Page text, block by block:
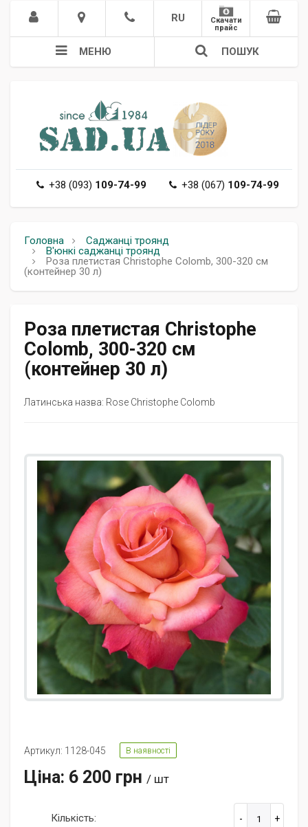
RU
Скачати
прайс
МЕНЮ ПОШУК
+38 (093) 109-74-99 +38 (067) 109-74-99
Головна
Саджанці троянд
В'юнкі саджанці троянд
Роза плетистая Christophe Colomb, 300-320 см
(контейнер 30 л)
Роза плетистая Christophe
Colomb, 300-320 см
(контейнер 30 л)
Латинська назва: Rose Christophe Colomb
Артикул: 1128-045 В наявності
Ціна: 6 200 грн / шт
Кількість: